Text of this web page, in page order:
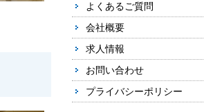
よくあるご質問
会社概要
求人情報
お問い合わせ
プライバシーポリシー